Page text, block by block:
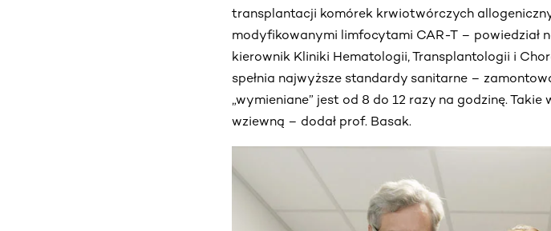
transplantacji komórek krwiotwórczych
modyfikowanymi limfocytami CAR-T – powiedział
kierownik Kliniki Hematologii, Transplantologii i
spełnia najwyższe standardy sanitarne –
„wymieniane” jest od 8 do 12 razy na godzinę.
wziewną – dodał prof. Basak.